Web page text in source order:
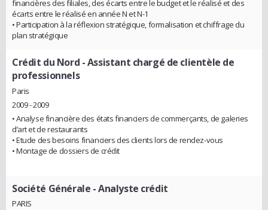
financières des filiales, des écarts entre le budget et le réalisé et des
écarts entre le réalisé en année N et N-1
• Participation à la réflexion stratégique, formalisation et chiffrage du
plan stratégique
Crédit du Nord - Assistant chargé de clientèle de
professionnels
Paris
2009 - 2009
• Analyse financière des états financiers de commerçants, de galeries
d’art et de restaurants
• Etude des besoins financiers des clients lors de rendez-vous
• Montage de dossiers de crédit
Société Générale - Analyste crédit
PARIS